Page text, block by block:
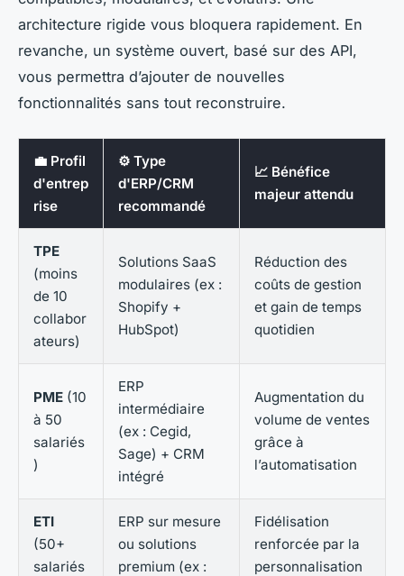
architecture rigide vous bloquera rapidement. En
revanche, un système ouvert, basé sur des API,
vous permettra d’ajouter de nouvelles
fonctionnalités sans tout reconstruire.
💼 Profil
d'entrep
rise
⚙️ Type
d'ERP/CRM
recommandé
📈 Bénéfice
majeur attendu
TPE
(moins
de 10
collabor
ateurs)
Solutions SaaS
modulaires (ex :
Shopify +
HubSpot)
Réduction des
coûts de gestion
et gain de temps
quotidien
PME (10
à 50
salariés
)
ERP
intermédiaire
(ex : Cegid,
Sage) + CRM
intégré
Augmentation du
volume de ventes
grâce à
l’automatisation
ETI
(50+
salariés
ERP sur mesure
ou solutions
premium (ex :
Fidélisation
renforcée par la
personnalisation